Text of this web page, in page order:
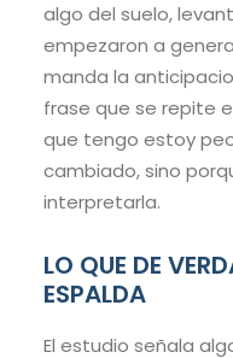
algo del suelo,
empezaron a
manda la
frase que se repite
que tengo estoy
cambiado, sino
interpretarla.
LO QUE DE
ESPALDA
El estudio señala